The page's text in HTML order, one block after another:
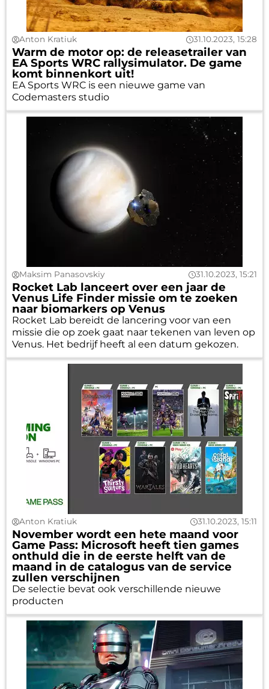
Anton Kratiuk 31.10.2023, 15:28
Warm de motor op: de releasetrailer van
EA Sports WRC rallysimulator. De game
komt binnenkort uit!
EA Sports WRC is een nieuwe game van
Codemasters studio
Maksim Panasovskiy 31.10.2023, 15:21
Rocket Lab lanceert over een jaar de
Venus Life Finder missie om te zoeken
naar biomarkers op Venus
Rocket Lab bereidt de lancering voor van een
missie die op zoek gaat naar tekenen van leven op
Venus. Het bedrijf heeft al een datum gekozen.
Anton Kratiuk 31.10.2023, 15:11
November wordt een hete maand voor
Game Pass: Microsoft heeft tien games
onthuld die in de eerste helft van de
maand in de catalogus van de service
zullen verschijnen
De selectie bevat ook verschillende nieuwe
producten